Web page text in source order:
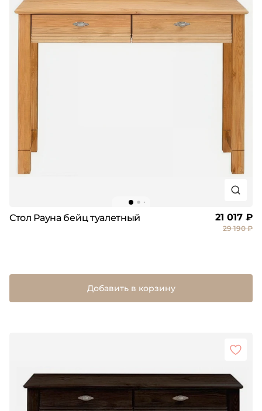
Стол Рауна бейц туалетный 21 017 ₽
29 190 ₽
Добавить в корзину